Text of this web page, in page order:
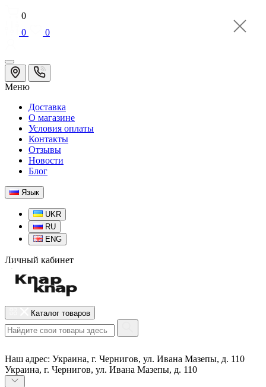
0
0
0
Меню
Доставка
О магазине
Условия оплаты
Контакты
Отзывы
Новости
Блог
Язык
UKR
RU
ENG
Личный кабинет
Каталог товаров
Наш адрес: Украина, г. Чернигов, ул. Ивана Мазепы, д. 110
Украина, г. Чернигов, ул. Ивана Мазепы, д. 110